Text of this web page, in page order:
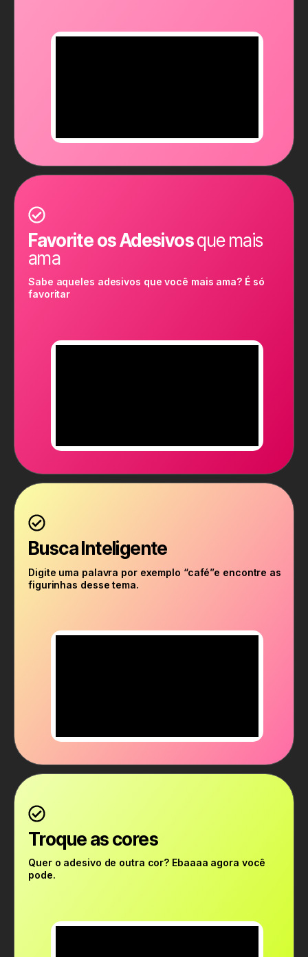
Favorite os Adesivosque mais
ama
Sabe aqueles adesivos que você mais ama? É só
favoritar
Busca Inteligente
Digite uma palavra por exemplo “café”e encontre as
figurinhas desse tema.
Troque as cores
Quer o adesivo de outra cor? Ebaaaa agora você
pode.